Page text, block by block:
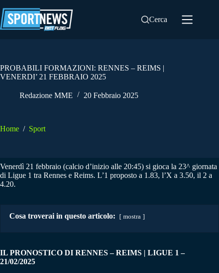
al
contenuto
Cerca
PROBABILI FORMAZIONI: RENNES – REIMS |
VENERDI’ 21 FEBBRAIO 2025
Redazione MME 20 Febbraio 2025
Home / Sport
Venerdì 21 febbraio (calcio d’inizio alle 20:45) si gioca la 23^ giornata
di Ligue 1 tra Rennes e Reims. L’1 proposto a 1.83, l’X a 3.50, il 2 a
4.20.
Cosa troverai in questo articolo: mostra
IL PRONOSTICO DI RENNES – REIMS | LIGUE 1 –
21/02/2025